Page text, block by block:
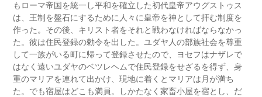
もローマ帝国を統一し平和を確立した初代皇帝アウグストゥス
は、王制を盤石にするために人々に皇帝を神として拝む制度を
作った。その後、キリスト者をそれと戦わなければならなかっ
た。彼は住民登録の勅令を出した。ユダヤ人の部族社会を尊重
して一族がいる町に帰って登録させたので、ヨセフはナザレで
はなく遠いユダヤのベツレヘムで住民登録をせざるを得ず、身
重のマリアを連れて出かけ、現地に着くとマリアは月が満ち
た。でも宿屋はどこも満員。しかたなく家畜小屋を宿とし、だ